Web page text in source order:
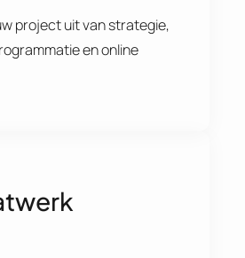
project uit van strategie,
en online